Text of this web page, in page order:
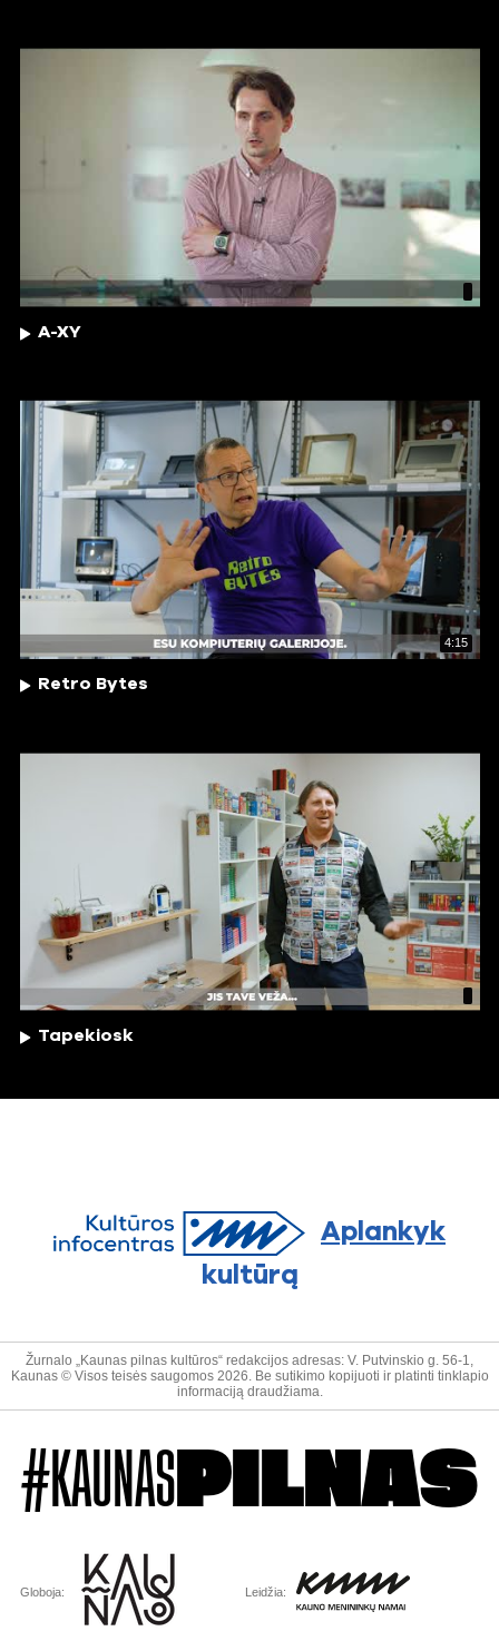
A-XY
4:15
Retro Bytes
Tapekiosk
Aplankyk
kultūrą
Žurnalo „Kaunas pilnas kultūros“ redakcijos adresas: V. Putvinskio g. 56-1,
Kaunas © Visos teisės saugomos 2026. Be sutikimo kopijuoti ir platinti tinklapio
informaciją draudžiama.
#KAUNAS PILNAS
Globoja: Leidžia: